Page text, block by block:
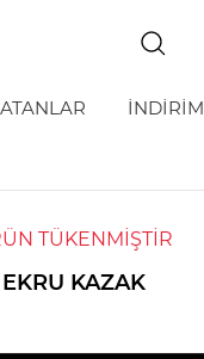
İNDİRİM
TÜKENMİŞTİR
KAZAK